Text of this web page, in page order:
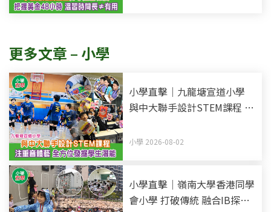
更多文章 – 小學
小學直擊｜九龍塘宣道小學
與中大聯手設計STEM課程 注
能
小學 2026-08-02
小學直擊｜嶺南大學香港同學
會小學 打破傳統 融合IB探究